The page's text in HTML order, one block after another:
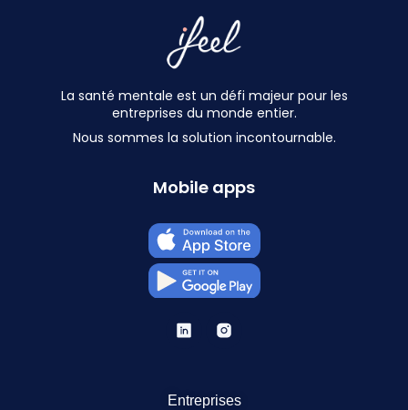
La santé mentale est un défi majeur pour les
entreprises du monde entier.
Nous sommes la solution incontournable.
Mobile apps
Entreprises